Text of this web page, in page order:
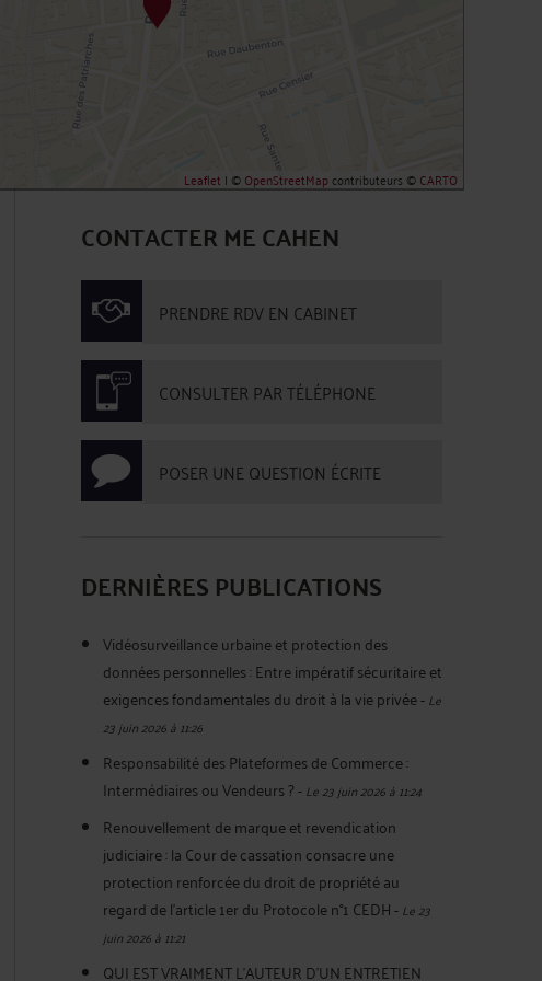
Leaflet | ©OpenStreetMapcontributeurs ©CARTO
CONTACTER ME CAHEN
PRENDRE RDV EN CABINET
CONSULTER PAR TÉLÉPHONE
POSER UNE QUESTION ÉCRITE
DERNIÈRES PUBLICATIONS
Vidéosurveillance urbaine et protection des
données personnelles : Entre impératif sécuritaire et
exigences fondamentales du droit à la vie privée-Le
23 juin 2026 à 11:26
Responsabilité des Plateformes de Commerce :
Intermédiaires ou Vendeurs ?-Le 23 juin 2026 à 11:24
Renouvellement de marque et revendication
judiciaire : la Cour de cassation consacre une
protection renforcée du droit de propriété au
regard de l’article 1er du Protocole n°1 CEDH-Le 23
juin 2026 à 11:21
QUI EST VRAIMENT L’AUTEUR D’UN ENTRETIEN